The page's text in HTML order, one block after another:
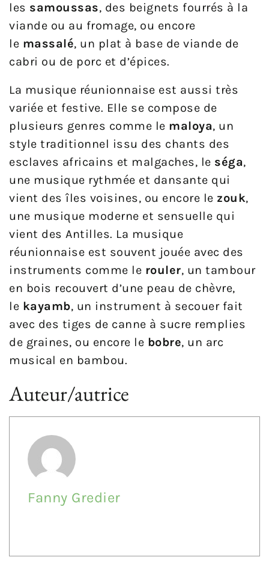
les samoussas, des beignets fourrés à la
viande ou au fromage, ou encore
le massalé, un plat à base de viande de
cabri ou de porc et d’épices.
La musique réunionnaise est aussi très
variée et festive. Elle se compose de
plusieurs genres comme le maloya, un
style traditionnel issu des chants des
esclaves africains et malgaches, le séga,
une musique rythmée et dansante qui
vient des îles voisines, ou encore le zouk,
une musique moderne et sensuelle qui
vient des Antilles. La musique
réunionnaise est souvent jouée avec des
instruments comme le rouler, un tambour
en bois recouvert d’une peau de chèvre,
le kayamb, un instrument à secouer fait
avec des tiges de canne à sucre remplies
de graines, ou encore le bobre, un arc
musical en bambou.
Auteur/autrice
Fanny Gredier